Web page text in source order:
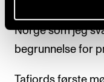
indisk musikk.
Norge som jeg
begrunnelse for